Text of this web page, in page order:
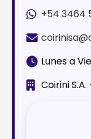
+54 3464
Lunes a
Coirini